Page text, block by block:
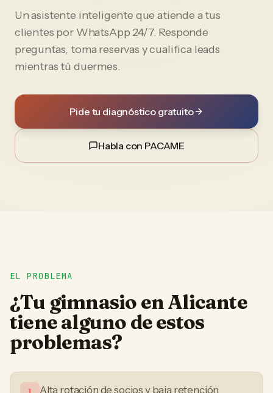
Un asistente inteligente que atiende a tus
clientes por WhatsApp 24/7. Responde
preguntas, toma reservas y cualifica leads
mientras tú duermes.
Pide tu diagnóstico gratuito
Habla con PACAME
EL PROBLEMA
¿Tu gimnasio enAlicante
tiene alguno de estos
problemas?
Alta rotación de socios y baja retención